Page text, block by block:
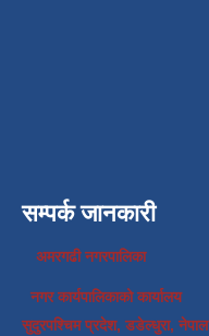
सम्पर्क जानकारी
अमरगढी नगरपालिका
नगर कार्यपालिकाको कार्यालय
सुदुरपश्चिम प्रदेश, डडेल्धुरा, नेपाल